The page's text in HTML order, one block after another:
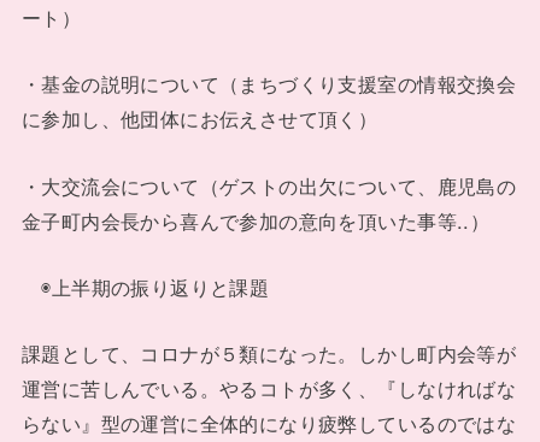
ート）
・基金の説明について（まちづくり支援室の情報交換会
に参加し、他団体にお伝えさせて頂く）
・大交流会について（ゲストの出欠について、鹿児島の
金子町内会長から喜んで参加の意向を頂いた事等..）
◉上半期の振り返りと課題
課題として、コロナが５類になった。しかし町内会等が
運営に苦しんでいる。やるコトが多く、『しなければな
らない』型の運営に全体的になり疲弊しているのではな